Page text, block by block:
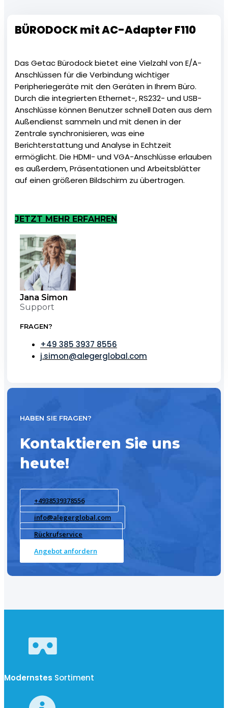
BÜRODOCK mit AC-Adapter F110
Das Getac Bürodock bietet eine Vielzahl von E/A-
Anschlüssen für die Verbindung wichtiger
Peripheriegeräte mit den Geräten in Ihrem Büro.
Durch die integrierten Ethernet-, RS232- und USB-
Anschlüsse können Benutzer schnell Daten aus dem
Außendienst sammeln und mit denen in der
Zentrale synchronisieren, was eine
Berichterstattung und Analyse in Echtzeit
ermöglicht. Die HDMI- und VGA-Anschlüsse erlauben
es außerdem, Präsentationen und Arbeitsblätter
auf einen größeren Bildschirm zu übertragen.
JETZT MEHR ERFAHREN
Jana Simon
Support
FRAGEN?
+49 385 3937 8556
j.simon@alegerglobal.com
HABEN SIE FRAGEN?
Kontaktieren Sie uns
heute!
+4938539378556
info@alegerglobal.com
Rückrufservice
Angebot anfordern
Modernstes Sortiment